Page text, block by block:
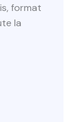
format
la